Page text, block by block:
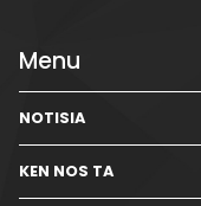
Menu
NOTISIA
KEN NOS TA